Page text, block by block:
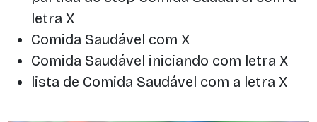
letra X
Comida Saudável com X
Comida Saudável iniciando com letra X
lista de Comida Saudável com a letra X